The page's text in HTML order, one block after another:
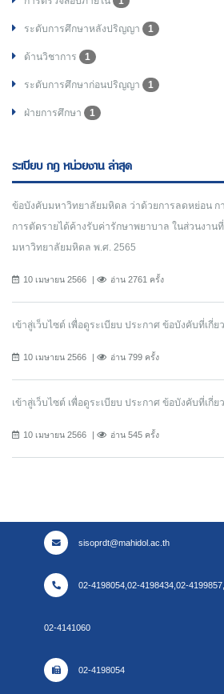
ระดับการศึกษาหลังปริญญา 1
ด้านวิชาการ 1
ระดับการศึกษาก่อนปริญญา 1
ฝ่ายการศึกษา 1
ระเบียบ กฎ หน่วยงาน ล่าสุด
ข้อบังคับมหาวิทยาลัยมหิดล ว่าด้วยการลดหย่อน ก
การตัดรายได้ค้างรับค่ารักษาพยาบาล ในส่วนงาน
มหาวิทยาลัยมหิดล พ.ศ. 2565
10 เมษายน 2566 อ่าน 2761 ครั้ง
เข้าสู่เว็บไซต์ เพื่อดูระเบียบ ประกาศ ข้อบังคับที่เกี่
10 เมษายน 2566 อ่าน 799 ครั้ง
เข้าสู่เว็บไซต์ เพื่อดูระเบียบ ประกาศ ข้อบังคับที่เกี่
10 เมษายน 2566 อ่าน 545 ครั้ง
sisoprdt@mahidol.ac.th
02-4198054,02-4198434,02-
02-4141060
02-4198054